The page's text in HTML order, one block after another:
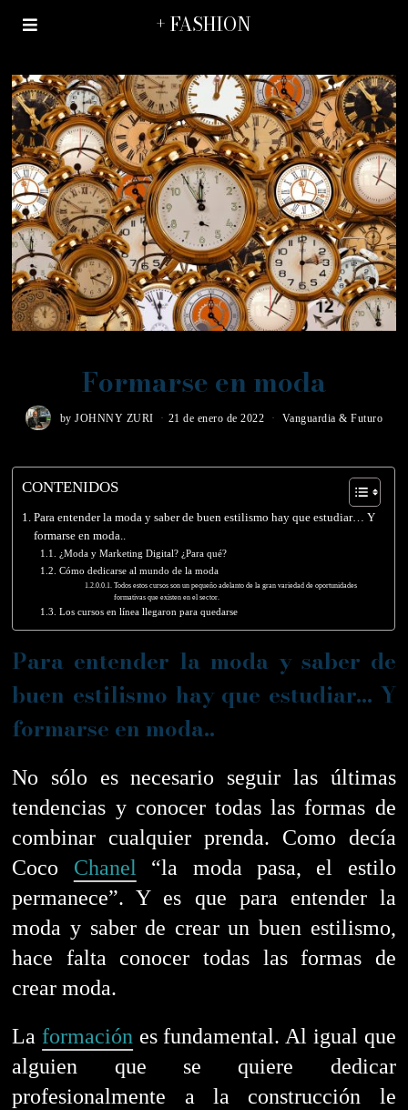
+ FASHION
Formarse en moda
byJOHNNY ZURI 21 de enero de 2022 Vanguardia & Futuro
CONTENIDOS
Para entender la moda y saber de buen estilismo hay que estudiar… Y
formarse en moda..
¿Moda y Marketing Digital? ¿Para qué?
Cómo dedicarse al mundo de la moda
Todos estos cursos son un pequeño adelanto de la gran variedad de oportunidades
formativas que existen en el sector.
Los cursos en línea llegaron para quedarse
Para entender la moda y saber de
buen estilismo hay que estudiar… Y
formarse en moda..
No sólo es necesario seguir las últimas
tendencias y conocer todas las formas de
combinar cualquier prenda. Como decía
Coco Chanel “la moda pasa, el estilo
permanece”.Y es que para entender la
moda y saber de crear un buen estilismo,
hace falta conocer todas las formas de
crear moda.
Laformación es fundamental. Al igual que
alguien que se quiere dedicar
profesionalmente a la construcción le